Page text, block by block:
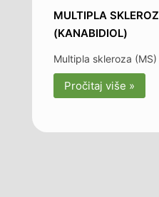
MULTIPLA
(KANABIDIOL)
Multipla skleroza
Pročitaj više »